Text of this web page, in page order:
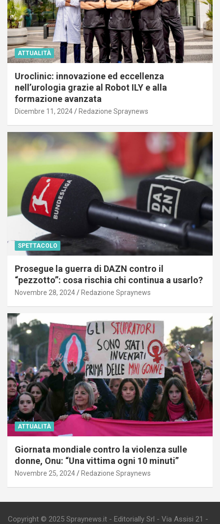
ATTUALITÀ
Uroclinic: innovazione ed eccellenza
nell’urologia grazie al Robot ILY e alla
formazione avanzata
Dicembre 11, 2024 Redazione Spraynews
SPETTACOLO
Prosegue la guerra di DAZN contro il
“pezzotto”: cosa rischia chi continua a usarlo?
Novembre 28, 2024 Redazione Spraynews
ATTUALITÀ
Giornata mondiale contro la violenza sulle
donne, Onu: “Una vittima ogni 10 minuti”
Novembre 25, 2024 Redazione Spraynews
Copyright © 2025 Spraynews.it - Editorially Srl - Via Assisi 21 -